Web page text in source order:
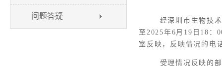
问题答疑
经深圳市生物技
至 2025年6月19 日 18：
室反映，反映情况的电
受理情况反映的